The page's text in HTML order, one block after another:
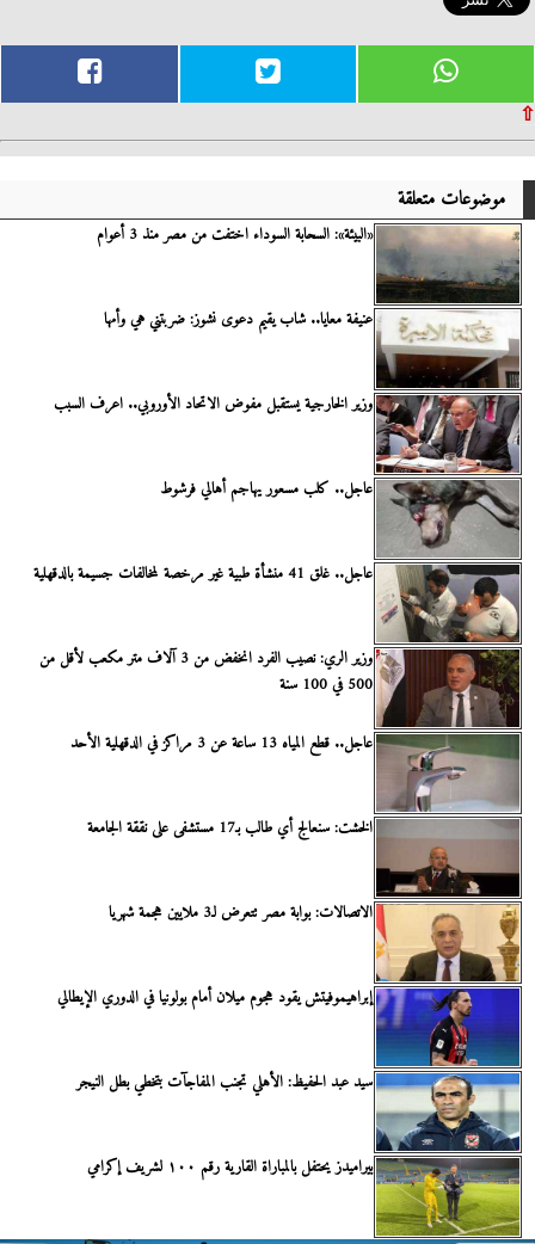
⇧
موضوعات متعلقة
«البيئة»: السحابة السوداء اختفت من مصر منذ 3 أعوام
عنيفة معايا.. شاب يقيم دعوى نشوز: ضربتني هي وأمها
وزير الخارجية يستقبل مفوض الاتحاد الأوروبي.. اعرف السبب
عاجل.. كلب مسعور يهاجم أهالي فرشوط
عاجل.. غلق 41 منشأة طبية غير مرخصة لمخالفات جسيمة بالدقهلية
وزير الري: نصيب الفرد انخفض من 3 آلاف متر مكعب لأقل من
500 في 100 سنة
عاجل.. قطع المياه 13 ساعة عن 3 مراكز في الدقهلية الأحد
الخشت: سنعالج أي طالب بـ17 مستشفى على نققة الجامعة
الاتصالات: بوابة مصر تتعرض لـ3 ملايين هجمة شهريا
إبراهيموفيتش يقود هجوم ميلان أمام بولونيا في الدوري الإيطالي
سيد عبد الحفيظ: الأهلي تجنب المفاجآت بتخطي بطل النيجر
بيراميدز يحتفل بالمباراة القارية رقم ١٠٠ لشريف إكرامي